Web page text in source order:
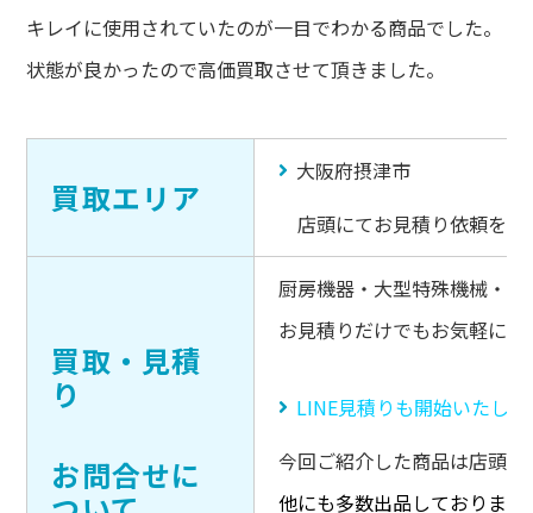
キレイに使用されていたのが一目でわかる商品でした。
状態が良かったので高価買取させて頂きました。
買取エリア
大阪府摂津市
店頭にてお見積り依頼を
買取・見積
り
お問合せに
厨房機器・大型特殊機械・
お見積りだけでもお気軽に
LINE見積りも開始いたし
今回ご紹介した商品は店頭
他にも多数出品しておりま